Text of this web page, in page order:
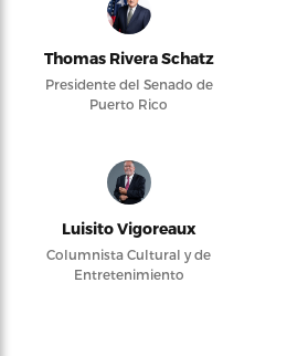
Thomas Rivera Schatz
Presidente del Senado de
Puerto Rico
Luisito Vigoreaux
Columnista Cultural y de
Entretenimiento